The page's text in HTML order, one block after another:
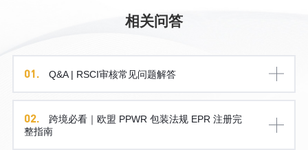
相关问答
01. Q&A | RSCI审核常见问题解答
02.
跨境必看｜欧盟 PPWR 包装法规 EPR 注册完
整指南